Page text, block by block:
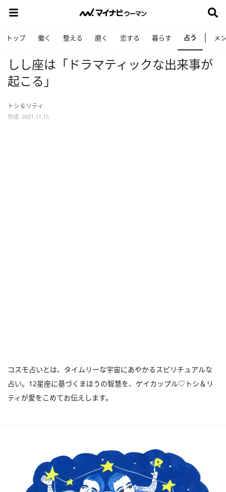
トップ 働く 整える 磨く 恋する 暮らす 占う メ
しし座は「ドラマティックな出来事が
起こる」
トシ＆リティ
作成: 2021.11.15
コスモ占いとは、タイムリーな宇宙にあやかるスピリチュアルな
占い。12星座に基づくまほうの智慧を、ゲイカップル♡トシ＆リ
ティが愛をこめてお伝えします。